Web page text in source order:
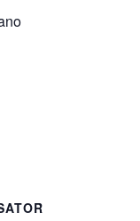
zang en